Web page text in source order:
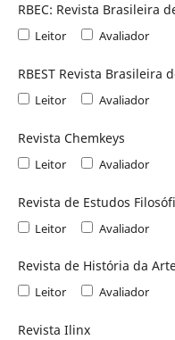
RBEC: Revista Brasileira
Leitor Avaliador
RBEST Revista Brasileira
Leitor Avaliador
Revista Chemkeys
Leitor Avaliador
Revista de Estudos
Leitor Avaliador
Revista de História da
Leitor Avaliador
Revista Ilinx